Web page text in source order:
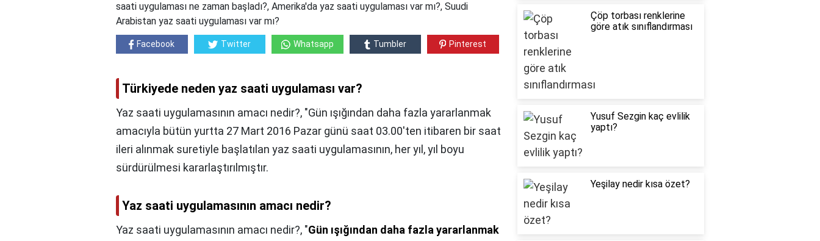
saati uygulaması ne zaman başladı?, Amerika'da yaz saati uygulaması var mı?, Suudi
Arabistan yaz saati uygulaması var mı?
Facebook Twitter Whatsapp Tumbler Pinterest
Türkiyede neden yaz saati uygulaması var?
Yaz saati uygulamasının amacı nedir?, "Gün ışığından daha fazla yararlanmak
amacıyla bütün yurtta 27 Mart 2016 Pazar günü saat 03.00'ten itibaren bir saat
ileri alınmak suretiyle başlatılan yaz saati uygulamasının, her yıl, yıl boyu
sürdürülmesi kararlaştırılmıştır.
Yaz saati uygulamasının amacı nedir?
Yaz saati uygulamasının amacı nedir?, "Gün ışığından daha fazla yararlanmak
Çöp torbası renklerine
göre atık sınıflandırması
Yusuf Sezgin kaç evlilik
yaptı?
Yeşilay nedir kısa özet?